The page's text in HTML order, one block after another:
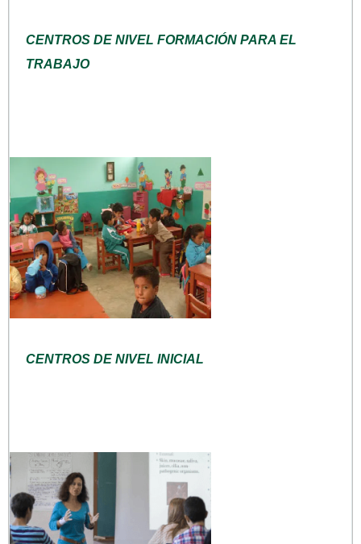
CENTROS DE NIVEL FORMACIÓN PARA EL
TRABAJO
CENTROS DE NIVEL INICIAL